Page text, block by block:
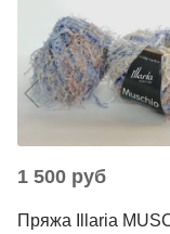
1 500 руб
Пряжа Illaria